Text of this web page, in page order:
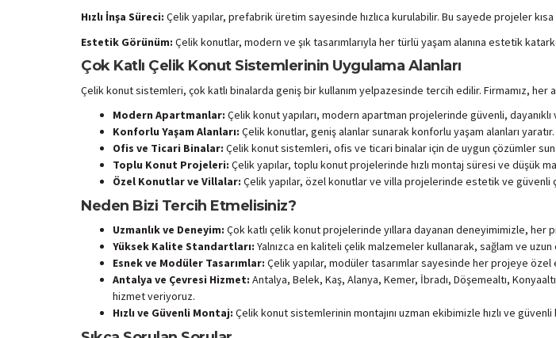
Hızlı İnşa Süreci: Çelik yapılar, prefabrik üretim sayesinde hızlıca kurulabilir. Bu sayede projeler
Estetik Görünüm: Çelik konutlar, modern ve şık tasarımlarıyla her türlü yaşam alanına estetik
Çok Katlı Çelik Konut Sistemlerinin Uygulama Alanları
Çelik konut sistemleri, çok katlı binalarda geniş bir kullanım yelpazesinde tercih edilir. Firmamız,
Modern Apartmanlar: Çelik konut yapıları, modern apartman projelerinde güvenli,
Konforlu Yaşam Alanları: Çelik konutlar, geniş alanlar sunarak konforlu yaşam alanları
Ofis ve Ticari Binalar: Çelik konut sistemleri, ofis ve ticari binalar için de uygun çözümler
Toplu Konut Projeleri: Çelik yapılar, toplu konut projelerinde hızlı montaj süresi ve düşük
Özel Konutlar ve Villalar: Çelik yapılar, özel konutlar ve villa projelerinde estetik ve
Neden Bizi Tercih Etmelisiniz?
Uzmanlık ve Deneyim: Çok katlı çelik konut projelerinde yıllara dayanan deneyimimizle,
Yüksek Kalite Standartları: Yalnızca en kaliteli çelik malzemeler kullanarak, sağlam ve
Esnek ve Modüler Tasarımlar: Çelik yapılar, modüler tasarımlar sayesinde her projeye özel
Antalya ve Çevresi Hizmet: Antalya, Belek, Kaş, Alanya, Kemer, İbradı, Döşemealtı,
hizmet veriyoruz.
Hızlı ve Güvenli Montaj: Çelik konut sistemlerinin montajını uzman ekibimizle hızlı ve